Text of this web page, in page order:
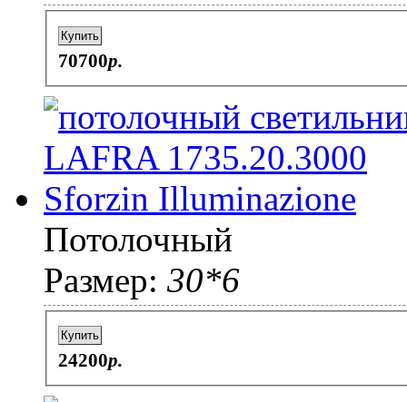
Купить
70700p.
Потолочный
Размер: 30*6
Купить
24200p.